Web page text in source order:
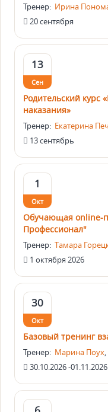
Тренер: Ирина
20 сентября
13
Сен
Родительский курс
наказания»
Тренер: Екатерина
13 сентябрь
1
Окт
Обучающая online-
Профессионал"
Тренер: Тамара
1 октября 2026
30
Окт
Базовый тренинг
Тренер: Марина Поух,
30.10.2026 -01.11.2026